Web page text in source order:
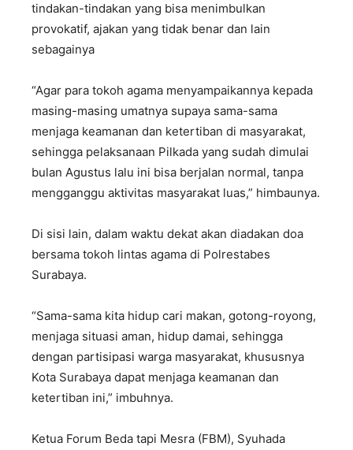
tindakan-tindakan yang bisa menimbulkan
provokatif, ajakan yang tidak benar dan lain
sebagainya
“Agar para tokoh agama menyampaikannya kepada
masing-masing umatnya supaya sama-sama
menjaga keamanan dan ketertiban di masyarakat,
sehingga pelaksanaan Pilkada yang sudah dimulai
bulan Agustus lalu ini bisa berjalan normal, tanpa
mengganggu aktivitas masyarakat luas,” himbaunya.
Di sisi lain, dalam waktu dekat akan diadakan doa
bersama tokoh lintas agama di Polrestabes
Surabaya.
“Sama-sama kita hidup cari makan, gotong-royong,
menjaga situasi aman, hidup damai, sehingga
dengan partisipasi warga masyarakat, khususnya
Kota Surabaya dapat menjaga keamanan dan
ketertiban ini,” imbuhnya.
Ketua Forum Beda tapi Mesra (FBM), Syuhada